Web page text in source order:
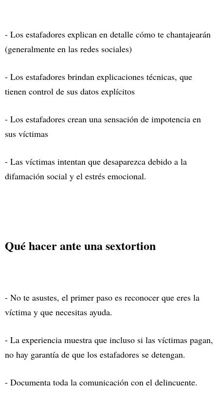
- Los estafadores explican en detalle cómo te chantajearán
(generalmente en las redes sociales)
- Los estafadores brindan explicaciones técnicas, que
tienen control de sus datos explícitos
- Los estafadores crean una sensación de impotencia en
sus víctimas
- Las víctimas intentan que desaparezca debido a la
difamación social y el estrés emocional.
Qué hacer ante una sextortion
- No te asustes, el primer paso es reconocer que eres la
víctima y que necesitas ayuda.
- La experiencia muestra que incluso si las víctimas pagan,
no hay garantía de que los estafadores se detengan.
- Documenta toda la comunicación con el delincuente.